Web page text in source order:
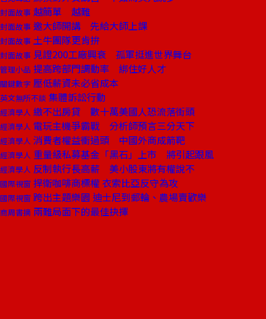
封面故事 越簡單 越難
封面故事 邀大師開講 先給大師上課
封面故事 土牛團隊更肯拚
封面故事 見證200工廠興衰 孤軍挺進世界舞台
管理小品 提高跨部門調動率 綁住好人才
關鍵數字 壓低薪資未必省成本
英文無所不談 集體訴訟行動
經濟學人 繳不出房貸 數十萬美國人恐流落街頭
經濟學人 電玩主機爭霸戰 分析師預言三分天下
經濟學人 消費者權益衝過頭 中國外商成箭靶
經濟學人 重量級私募基金「黑石」上市 將引起跟風
經濟學人 反制執行長高薪 美小股東將有權說不
國際視窗 捍衛咖啡商標權 衣索比亞反守為攻
國際視窗 跨出主題樂園 迪士尼到郵輪、農場賣歡樂
商周書摘 兩難局面下的最佳抉擇